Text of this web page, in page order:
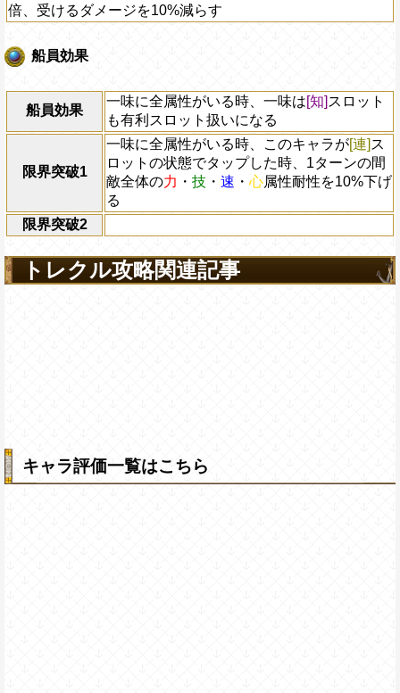
倍、受けるダメージを10%減らす
船員効果
船員効果
一味に全属性がいる時、一味は[知] スロット
も有利スロット扱いになる
限界突破1
一味に全属性がいる時、このキャラが[連] ス
ロットの状態でタップした時、1ターンの間
敵全体の力 ・ 技 ・ 速 ・ 心属性耐性を10%下げ
る
限界突破2
トレクル攻略関連記事
キャラ評価一覧はこちら